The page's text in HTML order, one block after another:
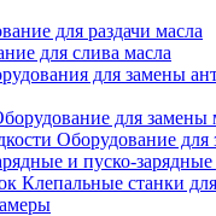
для раздачи масла
для слива масла
для замены
для
Оборудование
и пуско-зарядные
Клепальные станки